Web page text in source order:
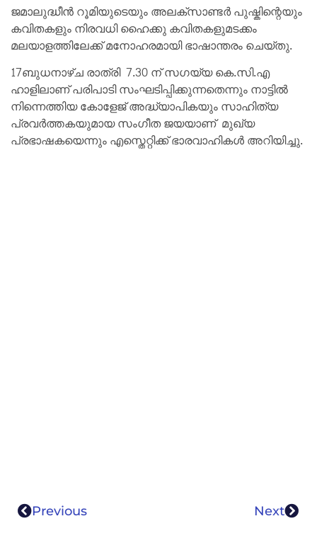
ജമാലുദ്ധീൻ റൂമിയുടെയും അലക്സാണ്ടർ പുഷ്കിന്റെയും
കവിതകളും നിരവധി ഹൈക്കു കവിതകളുമടക്കം
മലയാളത്തിലേക്ക് മനോഹരമായി ഭാഷാന്തരം ചെയ്തു.
17ബുധനാഴ്ച രാത്രി 7.30 ന് സഗയ്യ കെ.സി.എ
ഹാളിലാണ് പരിപാടി സംഘടിപ്പിക്കുന്നതെന്നും നാട്ടിൽ
നിന്നെത്തിയ കോളേജ് അദ്ധ്യാപികയും സാഹിത്യ
പ്രവർത്തകയുമായ സംഗീത ജയയാണ് മുഖ്യ
പ്രഭാഷകയെന്നും എസ്തെറ്റിക്ക് ഭാരവാഹികൾ അറിയിച്ചു.
Previous Next